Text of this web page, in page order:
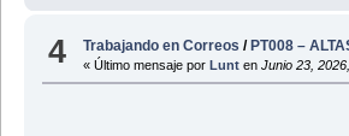
4 Trabajando en Correos /PT008 –
« Último mensaje porLunt en Junio 23,